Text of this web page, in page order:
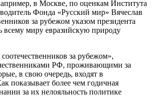
в Москве, по оценкам Института
Фонда «Русский мир» Вячеслав
за рубежом указом президента
всему миру евразийскую природу
за рубежом»,
РФ, проживающими за
в свою очередь, входят в
показывает более чем годичная
за их нелояльность политике